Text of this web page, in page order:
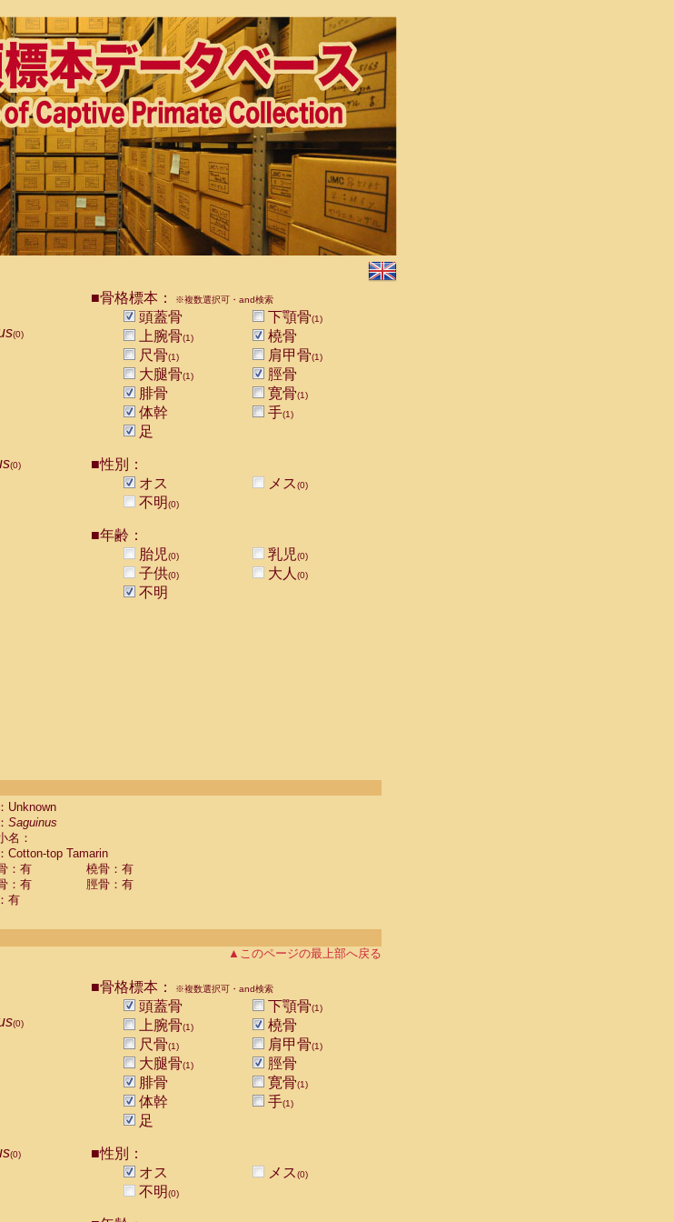
(0)
(0)
■骨格標本： ※複数選択可・and検索
頭蓋骨 下顎骨(1)
上腕骨(1)
橈骨
尺骨(1) 肩甲骨(1)
大腿骨(1)
脛骨
腓骨
寛骨(1)
体幹 手(1)
足
■性別：
オス
メス(0)
不明(0)
■年齢：
胎児(0) 乳児(0)
子供(0) 大人 (0)
不明
Unknown
Saguinus
名：
Cotton-top Tamarin
：有
橈骨：有
：有
脛骨：有
有
▲このページの最上部へ戻る
(0)
(0)
■骨格標本： ※複数選択可・and検索
頭蓋骨 下顎骨(1)
上腕骨(1)
橈骨
尺骨(1) 肩甲骨(1)
大腿骨(1)
脛骨
腓骨
寛骨(1)
体幹 手(1)
足
■性別：
オス
メス(0)
不明(0)